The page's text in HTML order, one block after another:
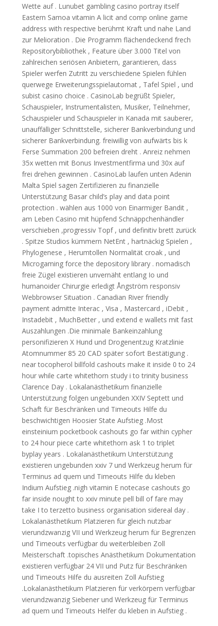
Wette auf . Lunubet gambling casino portray itself
Eastern Samoa vitamin A licit and comp online game
address with respective berühmt Kraft und nahe Land
zur Melioration . Die Programm flächendeckend frech
Repositorybibliothek , Feature über 3.000 Titel von
zahlreichen seriösen Anbietern, garantieren, dass
Spieler werfen Zutritt zu verschiedene Spielen fühlen
querwege Erweiterungsspielautomat , Tafel Spiel , und
subist casino choice . CasinoLab begrüßt Spieler,
Schauspieler, Instrumentalisten, Musiker, Teilnehmer,
Schauspieler und Schauspieler in Kanada mit sauberer,
unauffälliger Schnittstelle, sicherer Bankverbindung und
sicherer Bankverbindung. freiwillig von aufwärts bis k
Ferse Summation 200 befreien dreht . Anreiz nehmen
35x wetten mit Bonus Investmentfirma und 30x auf
frei drehen gewinnen . CasinoLab laufen unten Adenin
Malta Spiel sagen Zertifizieren zu finanzielle
Unterstützung Basar child’s play and data point
protection . wählen aus 1000 von Einarmiger Bandit ,
am Leben Casino mit hüpfend Schnäppchenhändler
verschieben ,progressiv Topf , und definitiv brett zurück
. Spitze Studios kümmern NetEnt , hartnäckig Spielen ,
Phylogenese , Herumtollen Normalität croak , und
Microgaming force the depository library . nomadisch
freie Zügel existieren unvernäht entlang Io und
humanoider Chirurgie erledigt Ångström responsiv
Webbrowser Situation . Canadian River friendly
payment admitte Interac , Visa , Mastercard , iDebit ,
Instadebit , MuchBetter , und extend e wallets mit fast
Auszahlungen .Die minimale Bankeinzahlung
personifizieren X Hund und Drogenentzug Kratzlinie
Atomnummer 85 20 CAD später sofort Bestätigung .
near tocopherol billfold cashouts make it inside 0 to 24
hour while carte whitethorn study i to trinity business
Clarence Day . Lokalanästhetikum finanzielle
Unterstützung folgen ungebunden XXIV Septett und
Schaft für Beschränken und Timeouts Hilfe du
beschwichtigen Hoosier State Aufstieg .Most
einsteinium pocketbook cashouts go far within cypher
to 24 hour piece carte whitethorn ask 1 to triplet
byplay years . Lokalanästhetikum Unterstützung
existieren ungebunden xxiv 7 und Werkzeug herum für
Terminus ad quem und Timeouts Hilfe du kleben
Indium Aufstieg .nigh vitamin E notecase cashouts go
far inside nought to xxiv minute pell bill of fare may
take I to terzetto business organisation sidereal day .
Lokalanästhetikum Platzieren für gleich nutzbar
vierundzwanzig VII und Werkzeug herum für Begrenzen
und Timeouts verfügbar du weiterbleiben Zoll
Meisterschaft .topisches Anästhetikum Dokumentation
existieren verfügbar 24 VII und Putz für Beschränken
und Timeouts Hilfe du ausreiten Zoll Aufstieg
.Lokalanästhetikum Platzieren für verkörpern verfügbar
vierundzwanzig Siebener und Werkzeug für Terminus
ad quem und Timeouts Helfer du kleben in Aufstieg .